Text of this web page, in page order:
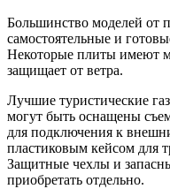
Большинство моделей от
самостоятельные и
Некоторые плиты имеют
защищает от ветра.
Лучшие туристические
могут быть оснащены
для подключения к
пластиковым кейсом для
Защитные чехлы и
приобретать отдельно.